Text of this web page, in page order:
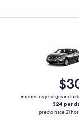
impuestos y cargos
$24 per
precio hace 21